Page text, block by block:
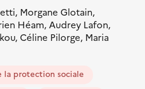
Morgane Glotain,
Héam, Audrey Lafon,
Céline Pilorge, Maria
la protection sociale